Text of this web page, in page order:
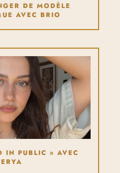
DE MODÈLE
AVEC BRIO
PUBLIC » AVEC